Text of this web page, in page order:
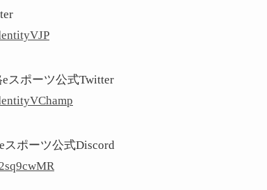
スポーツ公式Twitter
ポーツ公式Discord